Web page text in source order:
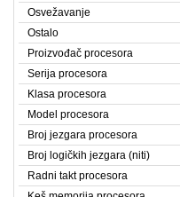
Osvežavanje
Ostalo
Proizvođač procesora
Serija procesora
Klasa procesora
Model procesora
Broj jezgara procesora
Broj logičkih jezgara (niti)
Radni takt procesora